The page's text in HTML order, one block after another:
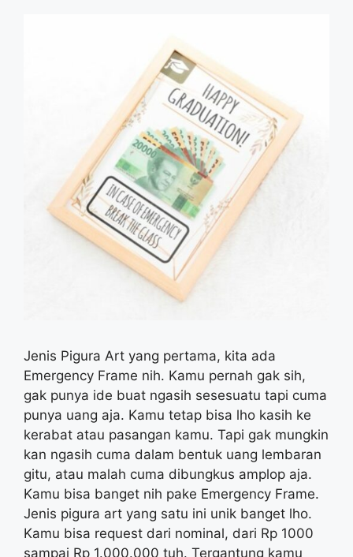
Jenis Pigura Art yang pertama, kita ada
Emergency Frame nih. Kamu pernah gak sih,
gak punya ide buat ngasih sesesuatu tapi cuma
punya uang aja. Kamu tetap bisa lho kasih ke
kerabat atau pasangan kamu. Tapi gak mungkin
kan ngasih cuma dalam bentuk uang lembaran
gitu, atau malah cuma dibungkus amplop aja.
Kamu bisa banget nih pake Emergency Frame.
Jenis pigura art yang satu ini unik banget lho.
Kamu bisa request dari nominal, dari Rp 1000
sampai Rp 1.000.000 tuh. Tergantung kamu